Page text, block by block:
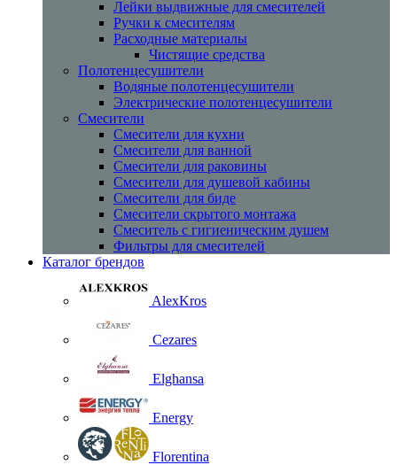
Лейки выдвижные для смесителей
Ручки к смесителям
Расходные материалы
Чистящие средства
Полотенцесушители
Водяные полотенцесушители
Электрические полотенцесушители
Смесители
Смесители для кухни
Смесители для ванной
Смесители для раковины
Смесители для душевой кабины
Смесители для биде
Смесители скрытого монтажа
Смеситель с гигиеническим душем
Фильтры для смесителей
Каталог брендов
AlexKros
Cezares
Elghansa
Energy
Florentina